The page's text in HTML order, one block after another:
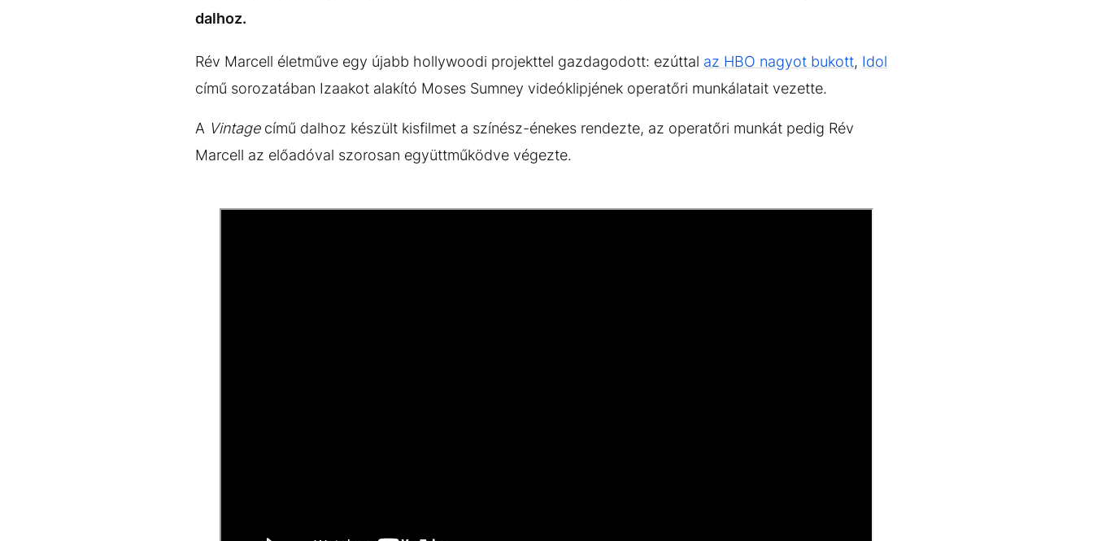
dalhoz.
Rév Marcell életműve egy újabb hollywoodi projekttel gazdagodott: ezúttal az HBO nagyot bukott, Idol
című sorozatában Izaakot alakító Moses Sumney videóklipjének operatőri munkálatait vezette.
A Vintagecímű dalhoz készült kisfilmet a színész-énekes rendezte, az operatőri munkát pedig Rév
Marcell az előadóval szorosan együttműködve végezte.